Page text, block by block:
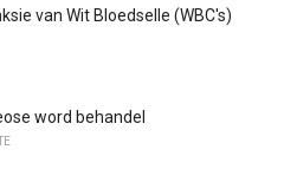
van Wit Bloedselle (WBC's)
word behandel